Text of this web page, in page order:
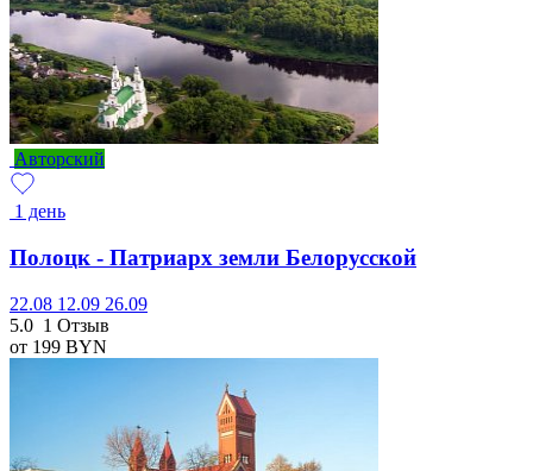
Авторский
1 день
Полоцк - Патриарх земли Белорусской
22.08 12.09 26.09
5.0 1 Отзыв
от 199 BYN